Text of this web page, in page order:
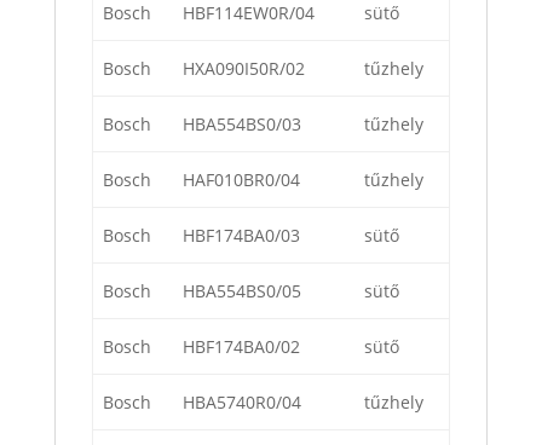
Bosch HBF114EW0R/04 sütő
Bosch HXA090I50R/02 tűzhely
Bosch HBA554BS0/03 tűzhely
Bosch HAF010BR0/04 tűzhely
Bosch HBF174BA0/03 sütő
Bosch HBA554BS0/05 sütő
Bosch HBF174BA0/02 sütő
Bosch HBA5740R0/04 tűzhely